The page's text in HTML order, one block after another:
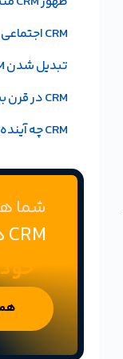
CRM اجتماعی
تبدیل شدن CRM به ضرورت
CRM در قرن بیست و یکم
CRM چه آینده‌ای داره؟
شما
CRM دانا را برای
خود